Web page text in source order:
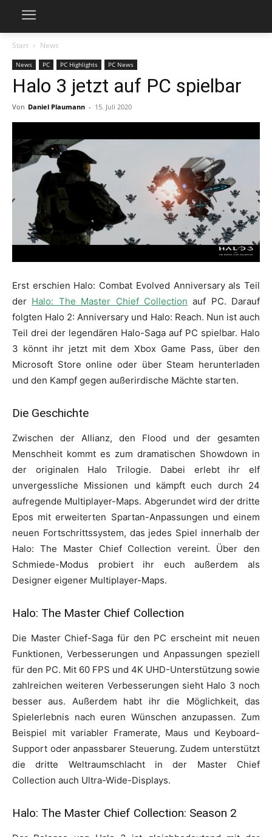
Start News
News PC PC Highlights PC News
Halo 3 jetzt auf PC spielbar
Von Daniel Plaumann - 15. Juli 2020
Erst erschien Halo: Combat Evolved Anniversary als Teil
der Halo: The Master Chief Collection auf PC. Darauf
folgten Halo 2: Anniversary und Halo: Reach. Nun ist auch
Teil drei der legendären Halo-Saga auf PC spielbar. Halo
3 könnt ihr jetzt mit dem Xbox Game Pass, über den
Microsoft Store online oder über Steam herunterladen
und den Kampf gegen außerirdische Mächte starten.
Die Geschichte
Zwischen der Allianz, den Flood und der gesamten
Menschheit kommt es zum dramatischen Showdown in
der originalen Halo Trilogie. Dabei erlebt ihr elf
unvergessliche Missionen und kämpft euch durch 24
aufregende Multiplayer-Maps. Abgerundet wird der dritte
Epos mit erweiterten Spartan-Anpassungen und einem
neuen Fortschrittssystem, das jedes Spiel innerhalb der
Halo: The Master Chief Collection vereint. Über den
Schmiede-Modus probiert ihr euch außerdem als
Designer eigener Multiplayer-Maps.
Halo: The Master Chief Collection
Die Master Chief-Saga für den PC erscheint mit neuen
Funktionen, Verbesserungen und Anpassungen speziell
für den PC. Mit 60 FPS und 4K UHD-Unterstützung sowie
zahlreichen weiteren Verbesserungen sieht Halo 3 noch
besser aus. Außerdem habt ihr die Möglichkeit, das
Spielerlebnis nach euren Wünschen anzupassen. Zum
Beispiel mit variabler Framerate, Maus und Keyboard-
Support oder anpassbarer Steuerung. Zudem unterstützt
die dritte Weltraumschlacht in der Master Chief
Collection auch Ultra-Wide-Displays.
Halo: The Master Chief Collection: Season 2